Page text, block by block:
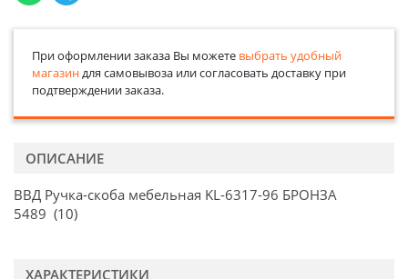
При оформлении заказа Вы можете выбрать удобный
магазиндля самовывоза или согласовать доставку при
подтверждении заказа.
ОПИСАНИЕ
ВВД Ручка-скоба мебельная KL-6317-96 БРОНЗА
5489 (10)
ХАРАКТЕРИСТИКИ